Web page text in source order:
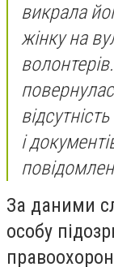
викрала
жінку на
і
За даними
особу